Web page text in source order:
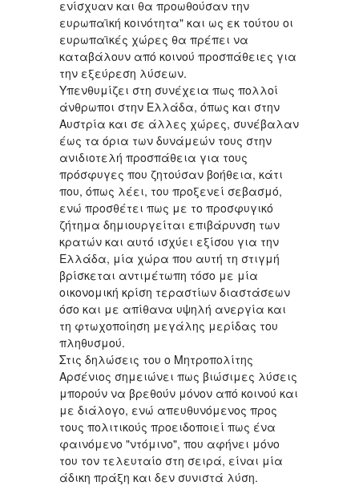
ενίσχυαν και θα προωθούσαν την
ευρωπαϊκή κοινότητα" και ως εκ τούτου οι
ευρωπαϊκές χώρες θα πρέπει να
καταβάλουν από κοινού προσπάθειες για
την εξεύρεση λύσεων.
Υπενθυμίζει στη συνέχεια πως πολλοί
άνθρωποι στην Ελλάδα, όπως και στην
Αυστρία και σε άλλες χώρες, συνέβαλαν
έως τα όρια των δυνάμεών τους στην
ανιδιοτελή προσπάθεια για τους
πρόσφυγες που ζητούσαν βοήθεια, κάτι
που, όπως λέει, του προξενεί σεβασμό,
ενώ προσθέτει πως με το προσφυγικό
ζήτημα δημιουργείται επιβάρυνση των
κρατών και αυτό ισχύει εξίσου για την
Ελλάδα, μία χώρα που αυτή τη στιγμή
βρίσκεται αντιμέτωπη τόσο με μία
οικονομική κρίση τεραστίων διαστάσεων
όσο και με απίθανα υψηλή ανεργία και
τη φτωχοποίηση μεγάλης μερίδας του
πληθυσμού.
Στις δηλώσεις του ο Μητροπολίτης
Αρσένιος σημειώνει πως βιώσιμες λύσεις
μπορούν να βρεθούν μόνον από κοινού και
με διάλογο, ενώ απευθυνόμενος προς
τους πολιτικούς προειδοποιεί πως ένα
φαινόμενο "ντόμινο", που αφήνει μόνο
του τον τελευταίο στη σειρά, είναι μία
άδικη πράξη και δεν συνιστά λύση.